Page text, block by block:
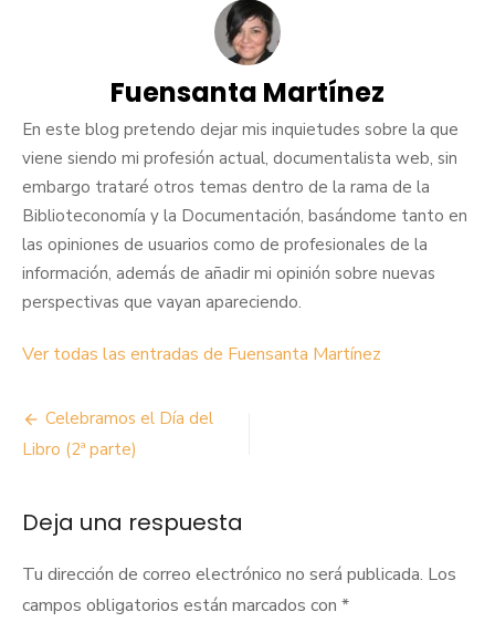
Fuensanta Martínez
En este blog pretendo dejar mis inquietudes sobre la que
viene siendo mi profesión actual, documentalista web, sin
embargo trataré otros temas dentro de la rama de la
Biblioteconomía y la Documentación, basándome tanto en
las opiniones de usuarios como de profesionales de la
información, además de añadir mi opinión sobre nuevas
perspectivas que vayan apareciendo.
Ver todas las entradas de Fuensanta Martínez
Navegación
de
Celebramos el Día del
Libro (2ª parte)
Deja una respuesta
Tu dirección de correo electrónico no será publicada. Los
campos obligatorios están marcados con *